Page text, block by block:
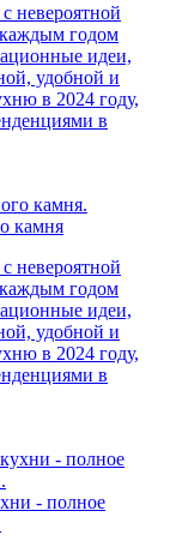
невероятной
годом
идеи,
удобной и
в 2024 году,
в
камня
невероятной
годом
идеи,
удобной и
в 2024 году,
в
- полное